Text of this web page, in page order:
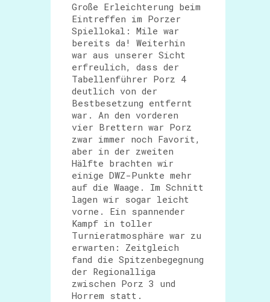
Große Erleichterung beim
Eintreffen im Porzer
Spiellokal: Mile war
bereits da! Weiterhin
war aus unserer Sicht
erfreulich, dass der
Tabellenführer Porz 4
deutlich von der
Bestbesetzung entfernt
war. An den vorderen
vier Brettern war Porz
zwar immer noch Favorit,
aber in der zweiten
Hälfte brachten wir
einige DWZ-Punkte mehr
auf die Waage. Im Schnitt
lagen wir sogar leicht
vorne. Ein spannender
Kampf in toller
Turnieratmosphäre war zu
erwarten: Zeitgleich
fand die Spitzenbegegnung
der Regionalliga
zwischen Porz 3 und
Horrem statt.